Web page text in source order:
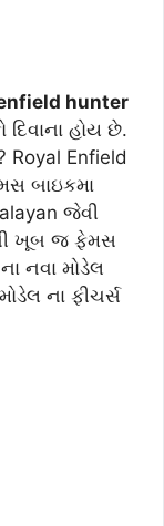
hunter
દિવાના હોય છે.
Enfield
બાઇકમા
જેવી
ખૂબ જ ફેમસ
નવા મોડેલ
ના ફીચર્સ